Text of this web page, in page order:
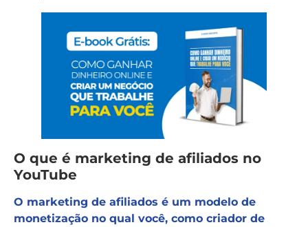
O que é marketing de afiliados no
YouTube
O marketing de afiliados é um modelo de
monetização no qual você, como criador de